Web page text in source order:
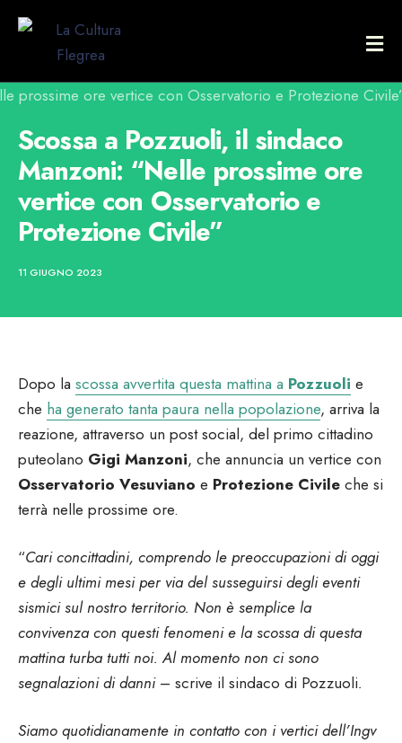
Scossa a Pozzuoli, il sindaco
Manzoni: “Nelle prossime ore
vertice con Osservatorio e
Protezione Civile”
11 GIUGNO 2023
Dopo la scossa avvertita questa mattina a Pozzuoli e
che ha generato tanta paura nella popolazione, arriva la
reazione, attraverso un post social, del primo cittadino
puteolano Gigi Manzoni, che annuncia un vertice con
Osservatorio Vesuviano e Protezione Civile che si
terrà nelle prossime ore.
“Cari concittadini, comprendo le preoccupazioni di oggi
e degli ultimi mesi per via del susseguirsi degli eventi
sismici sul nostro territorio. Non è semplice la
convivenza con questi fenomeni e la scossa di questa
mattina turba tutti noi. Al momento non ci sono
segnalazioni di danni – scrive il sindaco di Pozzuoli.
Siamo quotidianamente in contatto con i vertici dell’Ingv